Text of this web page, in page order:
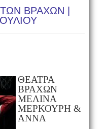
ΒΡΑΧΩΝ |
ΘΕΑΤΡΑ
ΒΡΑΧΩΝ
ΜΕΛΙΝΑ
ΜΕΡΚΟΥΡΗ &
ΑΝΝΑ